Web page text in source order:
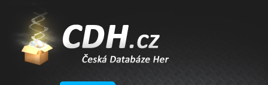
CDH.cz - hry na PC,
PS, XBOX - Česká
databáze her